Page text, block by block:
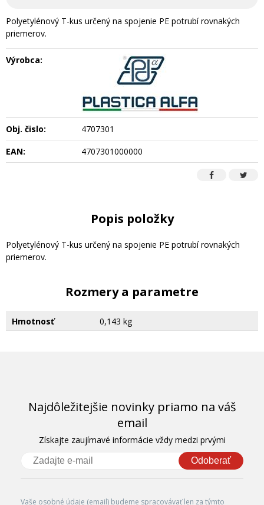
Polyetylénový T-kus určený na spojenie PE potrubí rovnakých
priemerov.
Výrobca:
Obj. čislo:
4707301
EAN:
4707301000000
Popis položky
Polyetylénový T-kus určený na spojenie PE potrubí rovnakých
priemerov.
Rozmery a parametre
Hmotnosť 0,143 kg
Najdôležitejšie novinky priamo na váš
email
Získajte zaujímavé informácie vždy medzi prvými
Odoberať
Vaše osobné údaje (email) budeme spracovávať len za týmto